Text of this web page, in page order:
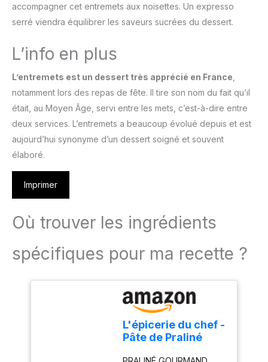
accompagner cet entremets aux noisettes. Un expresso
serré viendra équilibrer les saveurs sucrées du dessert.
L’info en plus
L’entremets est un dessert très apprécié en France,
notamment lors des repas de fête. Il tire son nom du fait qu’il
était, au Moyen Âge, servi entre les mets, c’est-à-dire entre
deux services. L’entremets a beaucoup évolué depuis et est
aujourd’hui synonyme d’un dessert soigné et souvent
élaboré.
Imprimer
Où trouver les ingrédients
spécifiques pour ma recette ?
L'épicerie du chef -
Pâte de Praliné